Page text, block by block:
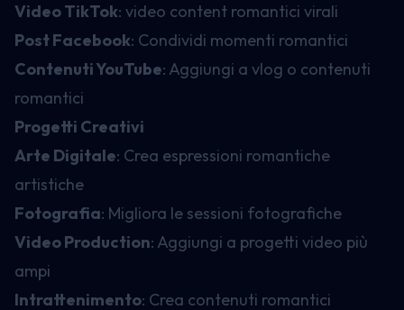
Video TikTok: video content romantici virali
Post Facebook: Condividi momenti romantici
Contenuti YouTube: Aggiungi a vlog o contenuti
romantici
Progetti Creativi
Arte Digitale: Crea espressioni romantiche
artistiche
Fotografia: Migliora le sessioni fotografiche
Video Production: Aggiungi a progetti video più
ampi
Intrattenimento: Crea contenuti romantici